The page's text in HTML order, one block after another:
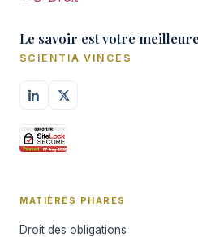
Le savoir est votre
SCIENTIA VINCES
MATIÈRES PHARES
Droit des obligations